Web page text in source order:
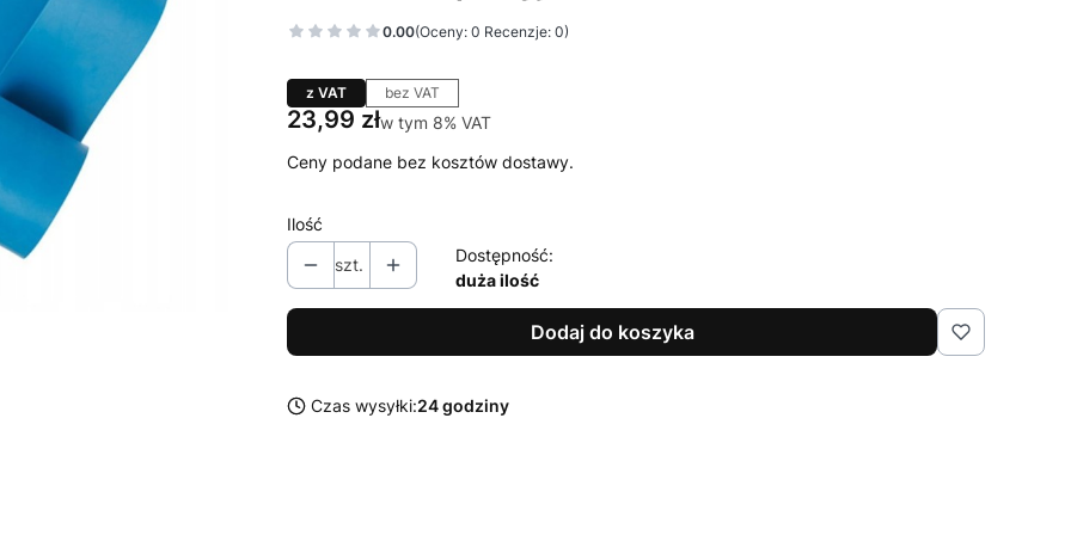
0.00(Oceny: 0 Recenzje: 0)
z VAT bez VAT
Cena
23,99 złw tym 8% VAT
w tym 8% VAT
Ceny podane bez kosztów dostawy.
Ilość
szt.
Dostępność:
duża ilość
Dodaj do koszyka
Czas wysyłki:24 godziny